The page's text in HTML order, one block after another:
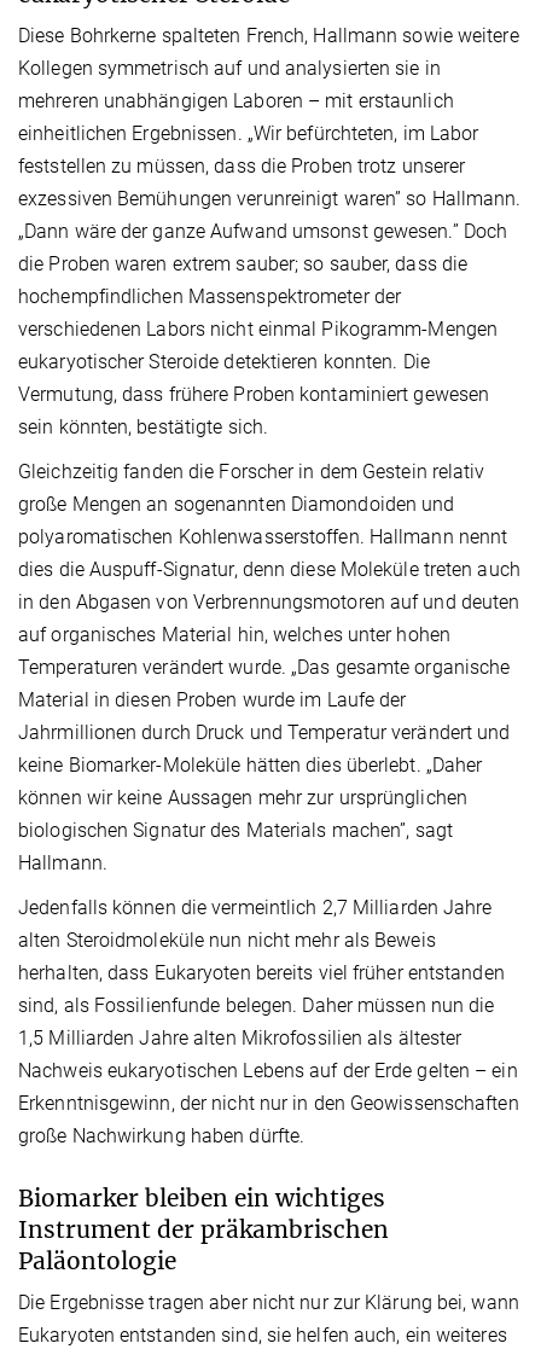
Diese Bohrkerne spalteten French, Hallmann sowie weitere
Kollegen symmetrisch auf und analysierten sie in
mehreren unabhängigen Laboren – mit erstaunlich
einheitlichen Ergebnissen. „Wir befürchteten, im Labor
feststellen zu müssen, dass die Proben trotz unserer
exzessiven Bemühungen verunreinigt waren” so Hallmann.
„Dann wäre der ganze Aufwand umsonst gewesen.” Doch
die Proben waren extrem sauber; so sauber, dass die
hochempfindlichen Massenspektrometer der
verschiedenen Labors nicht einmal Pikogramm-Mengen
eukaryotischer Steroide detektieren konnten. Die
Vermutung, dass frühere Proben kontaminiert gewesen
sein könnten, bestätigte sich.
Gleichzeitig fanden die Forscher in dem Gestein relativ
große Mengen an sogenannten Diamondoiden und
polyaromatischen Kohlenwasserstoffen. Hallmann nennt
dies die Auspuff-Signatur, denn diese Moleküle treten auch
in den Abgasen von Verbrennungsmotoren auf und deuten
auf organisches Material hin, welches unter hohen
Temperaturen verändert wurde. „Das gesamte organische
Material in diesen Proben wurde im Laufe der
Jahrmillionen durch Druck und Temperatur verändert und
keine Biomarker-Moleküle hätten dies überlebt. „Daher
können wir keine Aussagen mehr zur ursprünglichen
biologischen Signatur des Materials machen”, sagt
Hallmann.
Jedenfalls können die vermeintlich 2,7 Milliarden Jahre
alten Steroidmoleküle nun nicht mehr als Beweis
herhalten, dass Eukaryoten bereits viel früher entstanden
sind, als Fossilienfunde belegen. Daher müssen nun die
1,5 Milliarden Jahre alten Mikrofossilien als ältester
Nachweis eukaryotischen Lebens auf der Erde gelten – ein
Erkenntnisgewinn, der nicht nur in den Geowissenschaften
große Nachwirkung haben dürfte.
Biomarker bleiben ein wichtiges
Instrument der präkambrischen
Paläontologie
Die Ergebnisse tragen aber nicht nur zur Klärung bei, wann
Eukaryoten entstanden sind, sie helfen auch, ein weiteres